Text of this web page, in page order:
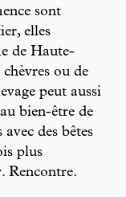
sont
elles
de Haute-
chèvres ou de
peut aussi
bien-être de
des bêtes
plus
Rencontre.